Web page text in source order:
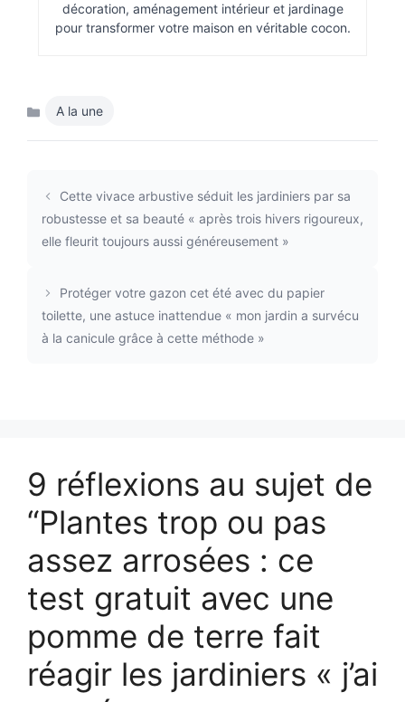
décoration, aménagement intérieur et jardinage
pour transformer votre maison en véritable cocon.
Catégories
A la une
Cette vivace arbustive séduit les jardiniers par sa
robustesse et sa beauté « après trois hivers rigoureux,
elle fleurit toujours aussi généreusement »
Protéger votre gazon cet été avec du papier
toilette, une astuce inattendue « mon jardin a survécu
à la canicule grâce à cette méthode »
9 réflexions au sujet de
“Plantes trop ou pas
assez arrosées : ce
test gratuit avec une
pomme de terre fait
réagir les jardiniers « j’ai